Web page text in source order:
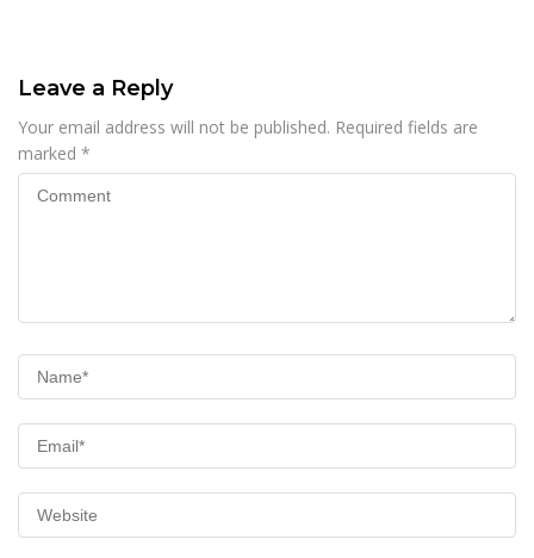
Leave a Reply
Your email address will not be published. Required fields are
marked *